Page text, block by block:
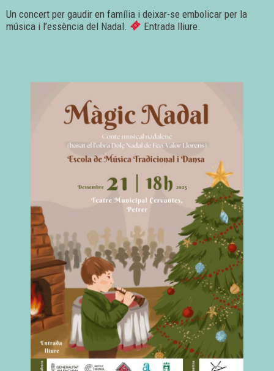
Un concert per gaudir en família i deixar-se embolicar per la
música i l’essència del Nadal.
Entrada lliure.